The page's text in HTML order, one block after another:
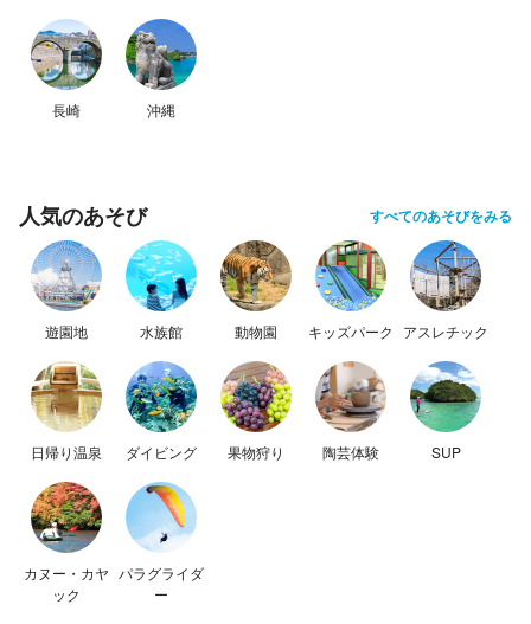
長崎 沖縄
人気のあそび すべてのあそびをみる
遊園地 水族館 動物園 キッズパーク アスレチック
日帰り温泉 ダイビング 果物狩り 陶芸体験 SUP
カヌー・カヤ
ック
パラグライダ
ー